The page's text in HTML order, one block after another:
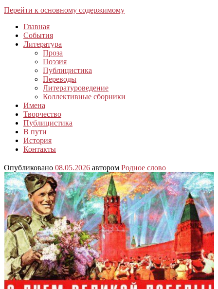
Перейти к основному содержимому
Главная
События
Литература
Проза
Поэзия
Публицистика
Переводы
Литературоведение
Коллективные сборники
Имена
Творчество
Публицистика
В пути
История
Контакты
Опубликовано 08.05.2026 автором Родное слово